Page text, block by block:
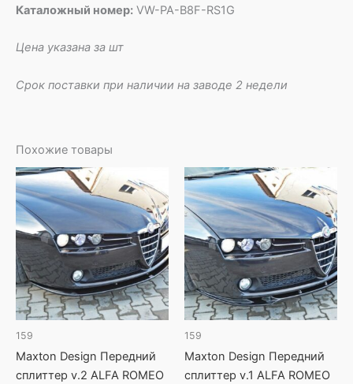
Каталожный номер: VW-PA-B8F-RS1G
Цена указана за шт
Срок поставки при наличии на заводе 2 недели
Похожие товары
159
Maxton Design Передний
сплиттер v.2 ALFA ROMEO
159
Maxton Design Передний
сплиттер v.1 ALFA ROMEO